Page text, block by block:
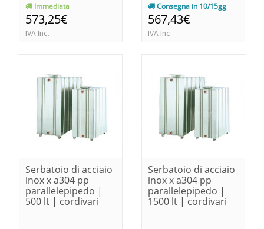
Immediata
573,25€
IVA Inc.
Consegna in 10/15gg
567,43€
IVA Inc.
Serbatoio di acciaio
inox x a304 pp
parallelepipedo |
500 lt | cordivari
Serbatoio di acciaio
inox x a304 pp
parallelepipedo |
1500 lt | cordivari